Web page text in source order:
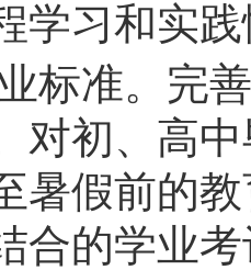
学习和实
标准。完
对初、高
暑假前的
合的学业